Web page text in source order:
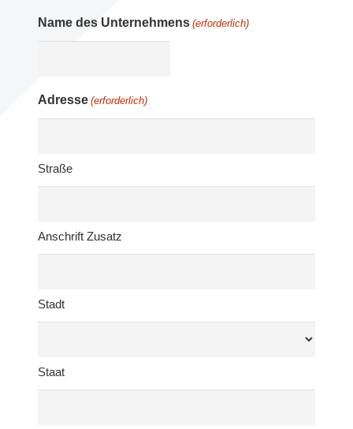
Name des Unternehmens (erforderlich)
Adresse (erforderlich)
Straße
Anschrift Zusatz
Stadt
Staat